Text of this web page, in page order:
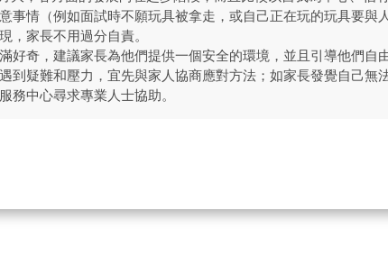
事情（例如面試時不願玩具被拿走，或自己正在玩的玩具要與
，家長不用過分自責。
好奇，建議家長為他們提供一個安全的環境，並且引導他們自
到疑難和壓力，宜先與家人協商應對方法；如家長發覺自己無
務中心尋求專業人士協助。